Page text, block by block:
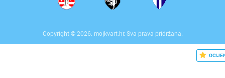
Copyright © 2026. mojkvart.hr. Sva prava pridržana.